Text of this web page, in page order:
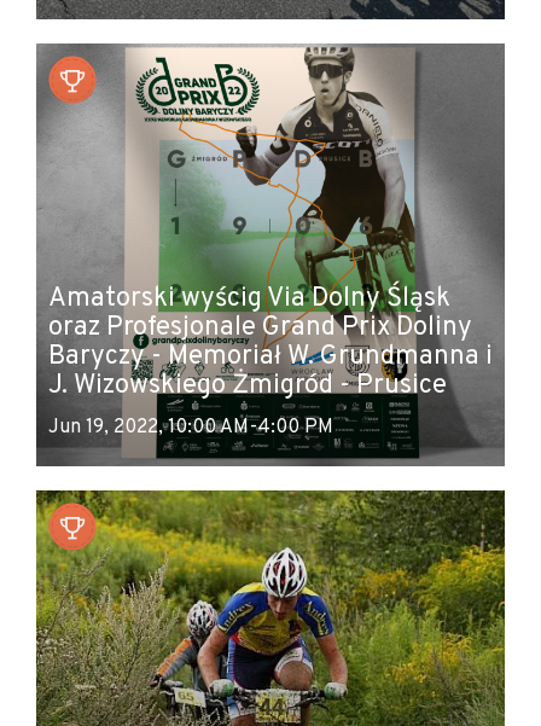
Amatorski wyścig Via Dolny Śląsk
oraz Profesjonale Grand Prix Doliny
Baryczy - Memoriał W. Grundmanna i
J. Wizowskiego Żmigród - Prusice
Jun 19, 2022, 10:00 AM-4:00 PM